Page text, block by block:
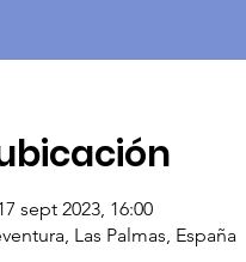
sept 2023, 16:00
Las Palmas, España